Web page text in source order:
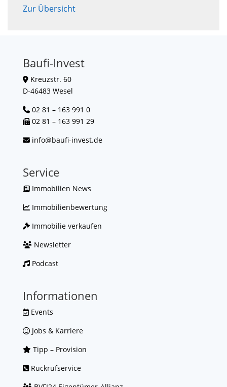
Zur Übersicht
Baufi-Invest
Kreuzstr. 60
D-46483 Wesel
02 81 – 163 991 0
02 81 – 163 991 29
info@baufi-invest.de
Service
Immobilien News
Immobilienbewertung
Immobilie verkaufen
Newsletter
Podcast
Informationen
Events
Jobs & Karriere
Tipp – Provision
Rückrufservice